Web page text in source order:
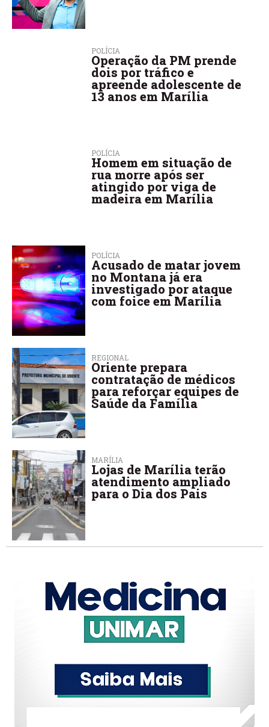
POLÍCIA
Operação da PM prende
dois por tráfico e
apreende adolescente de
13 anos em Marília
POLÍCIA
Homem em situação de
rua morre após ser
atingido por viga de
madeira em Marília
POLÍCIA
Acusado de matar jovem
no Montana já era
investigado por ataque
com foice em Marília
REGIONAL
Oriente prepara
contratação de médicos
para reforçar equipes de
Saúde da Família
MARÍLIA
Lojas de Marília terão
atendimento ampliado
para o Dia dos Pais